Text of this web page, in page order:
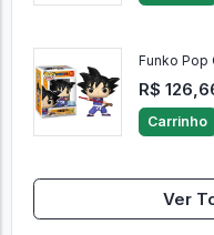
Funko Pop
R$
Carrinho
Ver